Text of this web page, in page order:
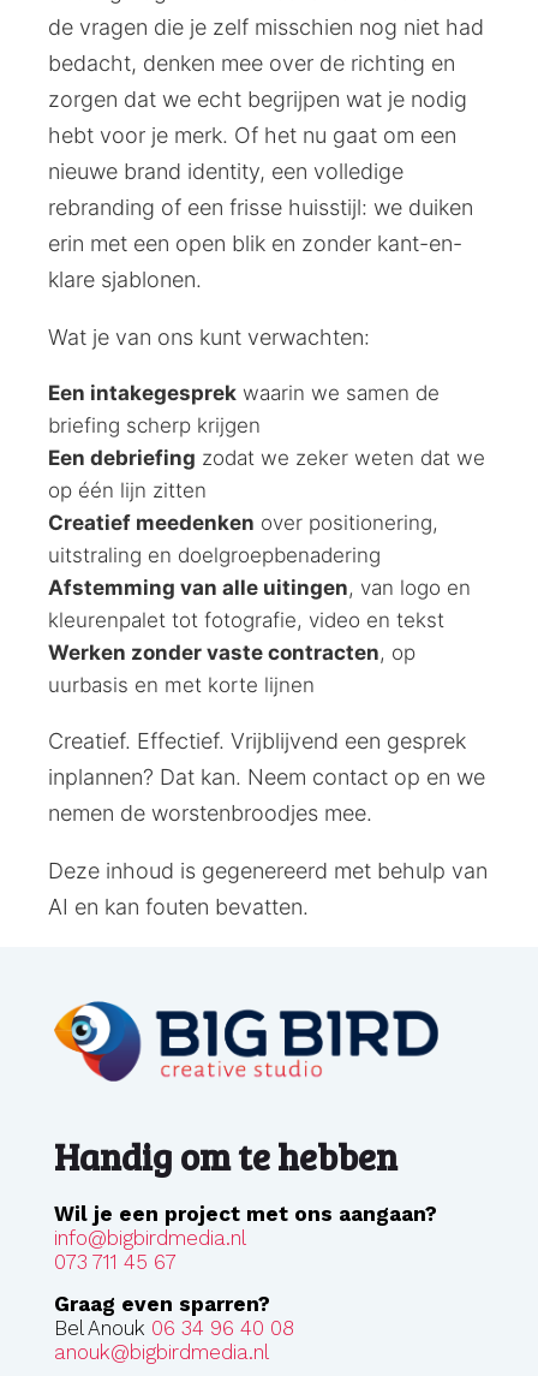
de vragen die je zelf misschien nog niet had
bedacht, denken mee over de richting en
zorgen dat we echt begrijpen wat je nodig
hebt voor je merk. Of het nu gaat om een
nieuwe brand identity, een volledige
rebranding of een frisse huisstijl: we duiken
erin met een open blik en zonder kant-en-
klare sjablonen.
Wat je van ons kunt verwachten:
Een intakegesprek waarin we samen de
briefing scherp krijgen
Een debriefing zodat we zeker weten dat we
op één lijn zitten
Creatief meedenken over positionering,
uitstraling en doelgroepbenadering
Afstemming van alle uitingen, van logo en
kleurenpalet tot fotografie, video en tekst
Werken zonder vaste contracten, op
uurbasis en met korte lijnen
Creatief. Effectief. Vrijblijvend een gesprek
inplannen? Dat kan. Neem contact op en we
nemen de worstenbroodjes mee.
Deze inhoud is gegenereerd met behulp van
AI en kan fouten bevatten.
Handig om te hebben
Wil je een project met ons aangaan?
info@bigbirdmedia.nl
073 711 45 67
Graag even sparren?
Bel Anouk 06 34 96 40 08
anouk@bigbirdmedia.nl